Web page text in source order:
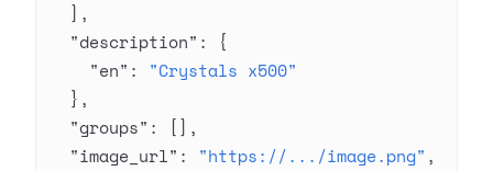
  ],
  "description"
: {
    "en"
: "Crystals x500"
  },
  "groups"
: [],
  "image_url"
: "https://.../image.png" ,